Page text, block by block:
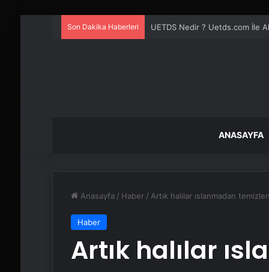
Son Dakika Haberleri Lastiksanayi.com: 2026 Mobil
ANASAYFA
Anasayfa / Haber / Artık halılar ıslanmadan
Haber
Artık halılar